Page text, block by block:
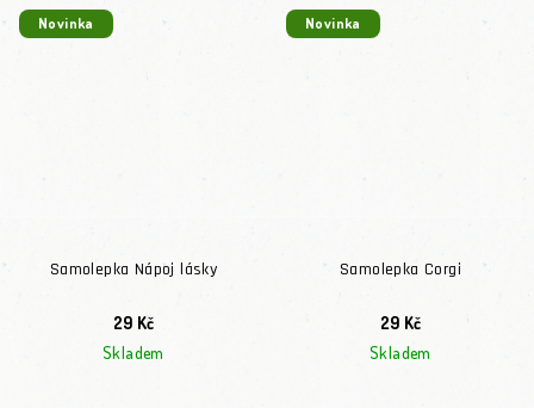
Novinka
Samolepka Nápoj lásky
29 Kč
Skladem
Novinka
Samolepka Corgi
29 Kč
Skladem